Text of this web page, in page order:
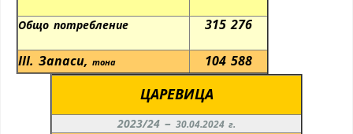
Общо потребление 315 276
III. Запаси, тона 104 588
ЦАРЕВИЦА
2023/24 – 30.04.2024 г.